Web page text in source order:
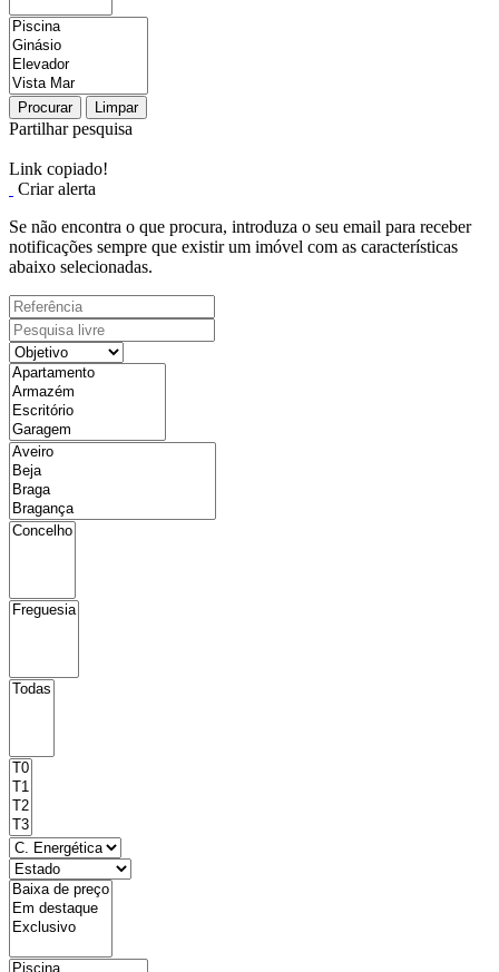
Procurar Limpar
Partilhar pesquisa
Link copiado!
Criar alerta
Se não encontra o que procura, introduza o seu email para receber
notificações sempre que existir um imóvel com as características
abaixo selecionadas.